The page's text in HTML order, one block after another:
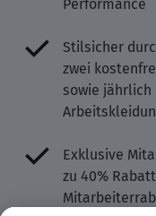
Performance
Stilsicher
zwei
sowie jährlich
Exklusive
zu 40%